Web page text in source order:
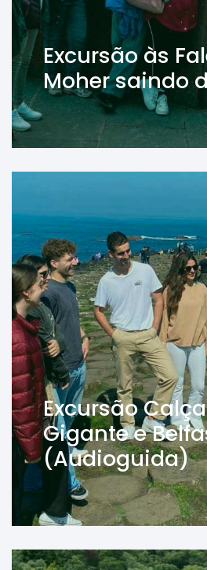
Excursão às
Moher saindo
Excursão
Gigante e
(Audioguida)